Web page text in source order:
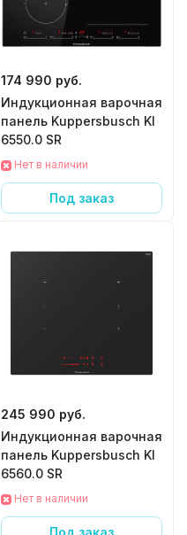
174 990 руб.
Индукционная варочная
панель Kuppersbusch KI
6550.0 SR
Нет в наличии
Под заказ
245 990 руб.
Индукционная варочная
панель Kuppersbusch KI
6560.0 SR
Нет в наличии
Под заказ